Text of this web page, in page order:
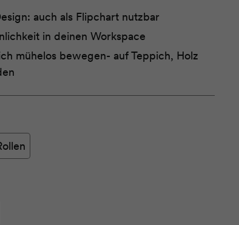
auch als Flipchart nutzbar
in deinen Workspace
mühelos bewegen- auf Teppich, Holz